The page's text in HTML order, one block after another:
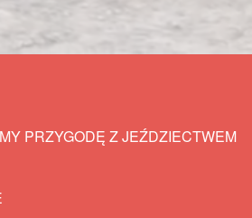
PRZYGODĘ Z JEŹDZIECTWEM